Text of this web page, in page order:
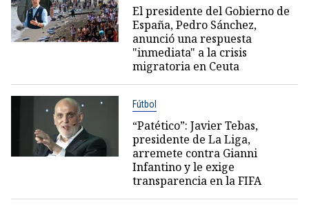
El presidente del Gobierno de
España, Pedro Sánchez,
anunció una respuesta
"inmediata" a la crisis
migratoria en Ceuta
Fútbol
“Patético”: Javier Tebas,
presidente de La Liga,
arremete contra Gianni
Infantino y le exige
transparencia en la FIFA